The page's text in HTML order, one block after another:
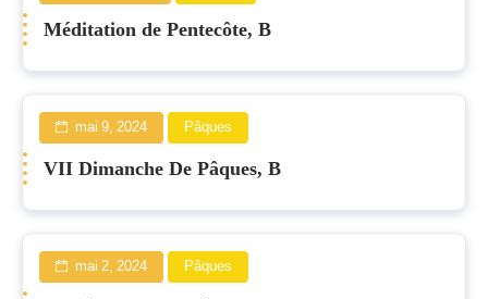
Méditation de Pentecôte, B
mai 9, 2024 Pâques
VII Dimanche De Pâques, B
mai 2, 2024 Pâques